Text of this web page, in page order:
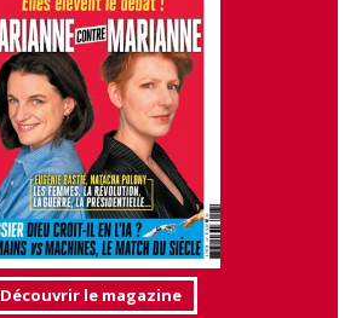
Découvrir le magazine